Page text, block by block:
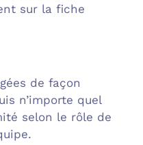
sur la fiche
de façon
n’importe quel
selon le rôle de